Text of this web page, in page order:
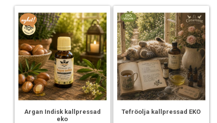
Argan Indisk kallpressad
eko
Tefröolja kallpressad EKO